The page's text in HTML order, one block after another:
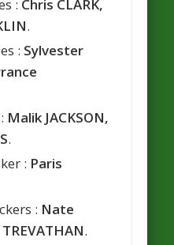
: Chris CLARK,
.
: Sylvester
Malik JACKSON,
.
: Paris
: Nate
.